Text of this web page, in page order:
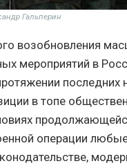
Гальперин
возобновления
мероприятий в
последних
в топе
операции